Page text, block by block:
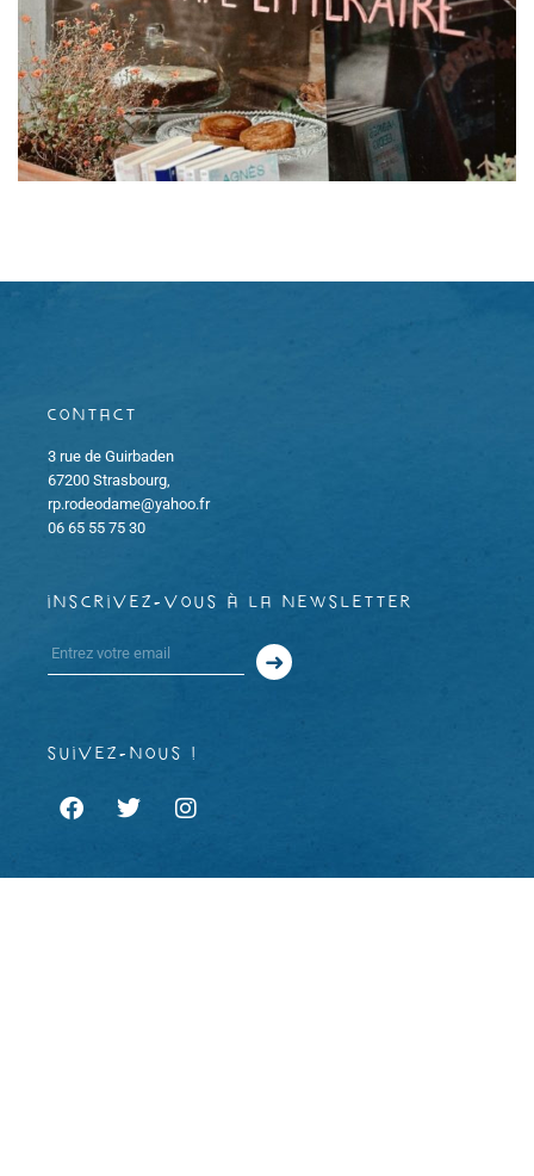
Contact
3 rue de Guirbaden
67200 Strasbourg,
rp.rodeodame@yahoo.fr
06 65 55 75 30
inscrivez-vous à la newsletter
suivez-nous !